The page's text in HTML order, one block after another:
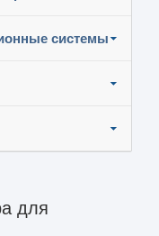
системы
для